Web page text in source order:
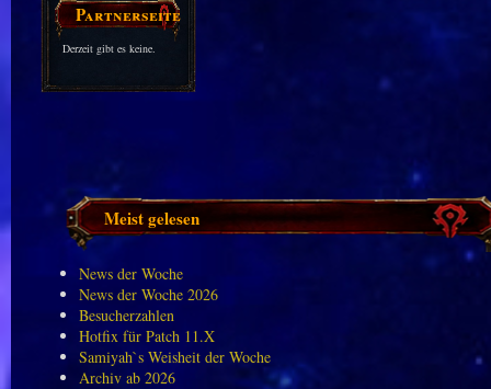
Partnerseiten
Derzeit gibt es keine.
Meist gelesen
News der Woche
News der Woche 2026
Besucherzahlen
Hotfix für Patch 11.X
Samiyah`s Weisheit der Woche
Archiv ab 2026